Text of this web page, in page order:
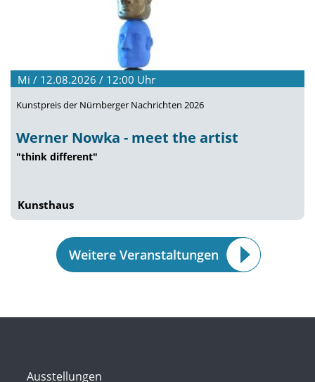
Mi / 12.08.2026 / 12:00 Uhr
Kunstpreis der Nürnberger Nachrichten 2026
Werner Nowka - meet the artist
"think different"
Kunsthaus
Weitere Veranstaltungen
Ausstellungen